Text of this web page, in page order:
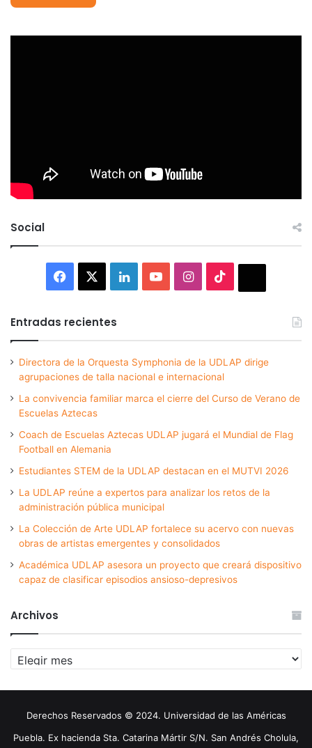
Social
Facebook LinkedInYouTubeInstagram
Entradas recientes
Directora de la Orquesta Symphonia de la UDLAP dirige
agrupaciones de talla nacional e internacional
La convivencia familiar marca el cierre del Curso de Verano de
Escuelas Aztecas
Coach de Escuelas Aztecas UDLAP jugará el Mundial de Flag
Football en Alemania
Estudiantes STEM de la UDLAP destacan en el MUTVI 2026
La UDLAP reúne a expertos para analizar los retos de la
administración pública municipal
La Colección de Arte UDLAP fortalece su acervo con nuevas
obras de artistas emergentes y consolidados
Académica UDLAP asesora un proyecto que creará dispositivo
capaz de clasificar episodios ansioso-depresivos
Archivos
Archivos
Derechos Reservados © 2024. Universidad de las Américas
Puebla. Ex hacienda Sta. Catarina Mártir S/N. San Andrés Cholula,